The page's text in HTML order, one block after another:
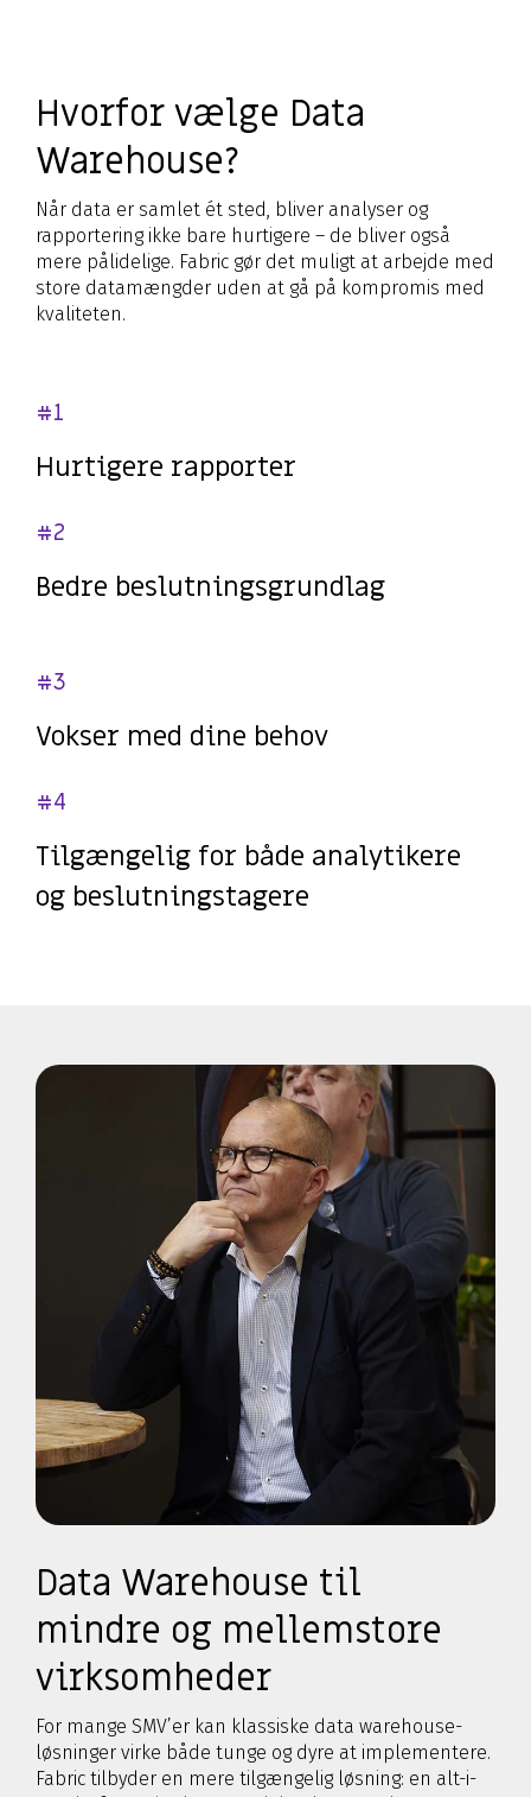
Hvorfor vælge Data
Warehouse?
Når data er samlet ét sted, bliver analyser og
rapportering ikke bare hurtigere – de bliver også
mere pålidelige. Fabric gør det muligt at arbejde med
store datamængder uden at gå på kompromis med
kvaliteten.
#1
Hurtigere rapporter
#2
Bedre beslutningsgrundlag
#3
Vokser med dine behov
#4
Tilgængelig for både analytikere
og beslutningstagere
Data Warehouse til
mindre og mellemstore
virksomheder
For mange SMV’er kan klassiske data warehouse-
løsninger virke både tunge og dyre at implementere.
Fabric tilbyder en mere tilgængelig løsning: en alt-i-